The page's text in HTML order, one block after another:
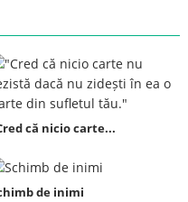
că nicio carte...
de inimi